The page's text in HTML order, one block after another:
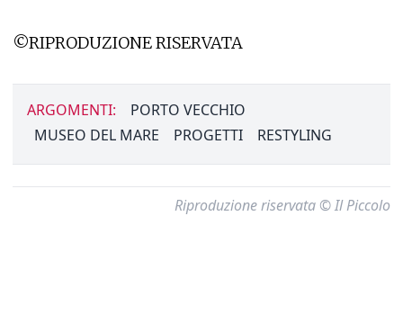
©RIPRODUZIONE RISERVATA
ARGOMENTI:
PORTO VECCHIO
MUSEO DEL MARE
PROGETTI RESTYLING
Riproduzione riservata © Il Piccolo